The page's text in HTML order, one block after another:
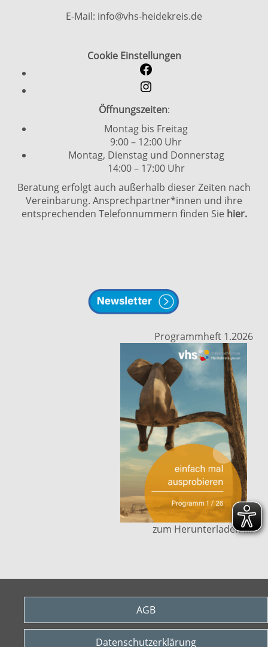
E-Mail: info@vhs-heidekreis.de
Cookie Einstellungen
Öffnungszeiten:
Montag bis Freitag
9:00 – 12:00 Uhr
Montag, Dienstag und Donnerstag
14:00 – 17:00 Uhr
Beratung erfolgt auch außerhalb dieser Zeiten nach
Vereinbarung. Ansprechpartner*innen und ihre
entsprechenden Telefonnummern finden Sie hier.
Programmheft 1.2026
zum Herunterladen ....
AGB
Datenschutzerklärung